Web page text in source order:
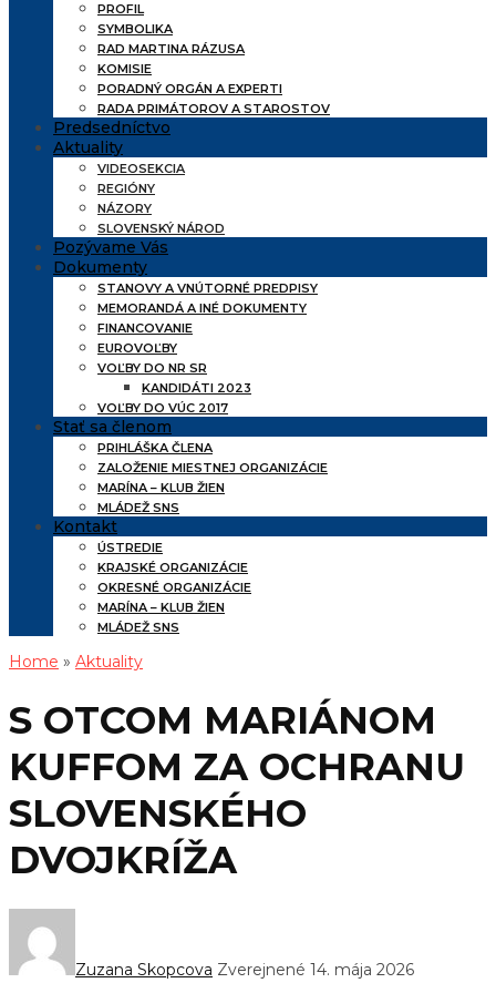
PROFIL
SYMBOLIKA
RAD MARTINA RÁZUSA
KOMISIE
PORADNÝ ORGÁN A EXPERTI
RADA PRIMÁTOROV A STAROSTOV
Predsedníctvo
Aktuality
VIDEOSEKCIA
REGIÓNY
NÁZORY
SLOVENSKÝ NÁROD
Pozývame Vás
Dokumenty
STANOVY A VNÚTORNÉ PREDPISY
MEMORANDÁ A INÉ DOKUMENTY
FINANCOVANIE
EUROVOĽBY
VOĽBY DO NR SR
KANDIDÁTI 2023
VOĽBY DO VÚC 2017
Stať sa členom
PRIHLÁŠKA ČLENA
ZALOŽENIE MIESTNEJ ORGANIZÁCIE
MARÍNA – KLUB ŽIEN
MLÁDEŽ SNS
Kontakt
ÚSTREDIE
KRAJSKÉ ORGANIZÁCIE
OKRESNÉ ORGANIZÁCIE
MARÍNA – KLUB ŽIEN
MLÁDEŽ SNS
Home » Aktuality
S OTCOM MARIÁNOM
KUFFOM ZA OCHRANU
SLOVENSKÉHO
DVOJKRÍŽA
Zuzana Skopcova Zverejnené 14. mája 2026